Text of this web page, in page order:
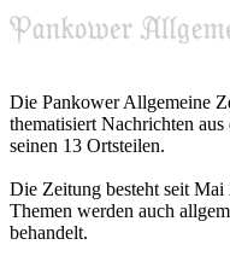
Die Pankower Allgemeine
thematisiert Nachrichten
seinen 13 Ortsteilen.
Die Zeitung besteht seit
Themen werden auch
behandelt.